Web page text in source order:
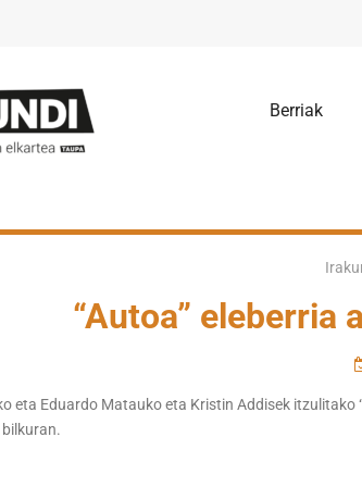
Berriak
“Autoa” eleberria
eta Eduardo Matauko eta Kristin Addisek itzulitako “